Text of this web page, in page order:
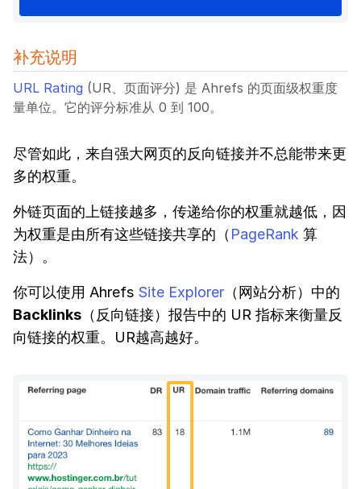
补充说明
URL Rating (UR、页面评分) 是 Ahrefs 的页面级权重度
量单位。它的评分标准从 0 到 100。
尽管如此，来自强大网页的反向链接并不总能带来更
多的权重。
外链页面的上链接越多，传递给你的权重就越低，因
为权重是由所有这些链接共享的（ PageRank 算
法）。
你可以使用 Ahrefs Site Explorer （网站分析）中的
Backlinks （反向链接）报告中的 UR 指标来衡量反
向链接的权重。UR越高越好。